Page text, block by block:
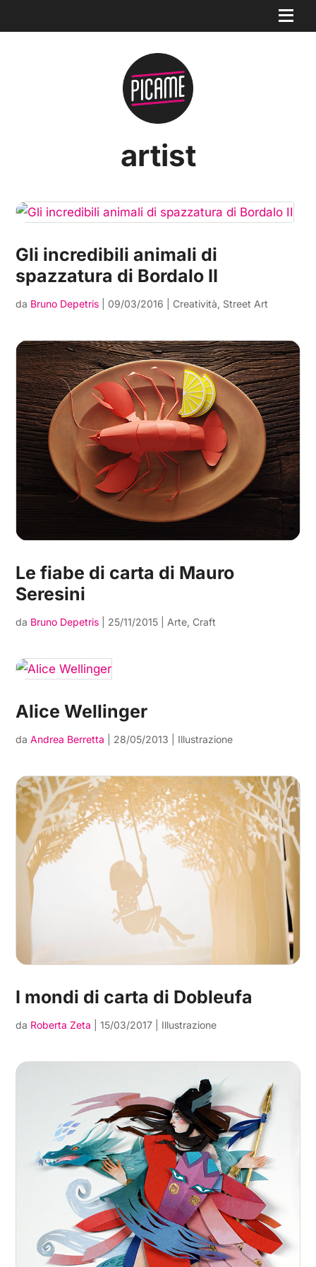
artist
Gli incredibili animali di
spazzatura di Bordalo II
da Bruno Depetris 09/03/2016 Creatività, Street Art
Le fiabe di carta di Mauro
Seresini
da Bruno Depetris 25/11/2015 Arte, Craft
Alice Wellinger
daAndrea Berretta 28/05/2013 Illustrazione
I mondi di carta di Dobleufa
da Roberta Zeta |15/03/2017 Illustrazione